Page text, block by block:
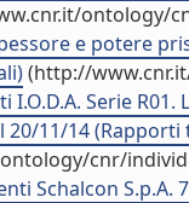
ontology/
e potere
(http://
Serie
20/11/14
cnr/
Schalcon S.p.A.